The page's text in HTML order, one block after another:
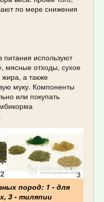
по мере снижения
питания используют
мясные отходы, сухое
а также
муку. Компоненты
или покупать
пород: 1 - для
3 - тиляпии